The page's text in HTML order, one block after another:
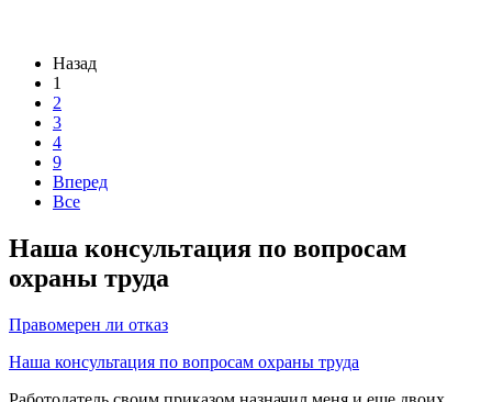
Назад
1
2
3
4
9
Вперед
Все
Наша консультация по вопросам
охраны труда
Правомерен ли отказ
Наша консультация по вопросам охраны труда